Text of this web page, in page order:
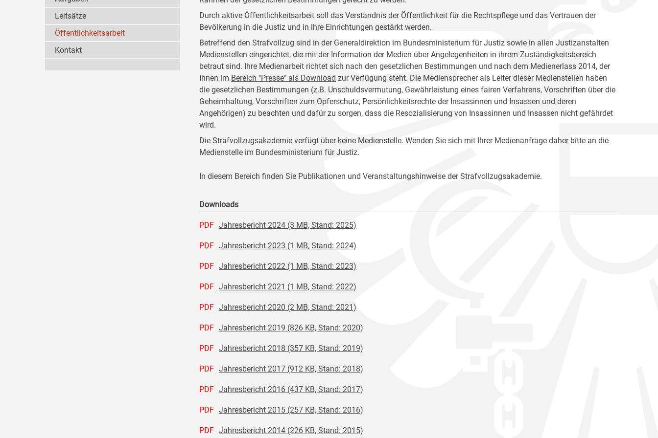
Durch aktive Öffentlichkeitsarbeit soll das Verständnis der Öffentlichkeit für die Rechtspflege und das Vertrauen der
Bevölkerung in die Justiz und in ihre Einrichtungen gestärkt werden.
Betreffend den Strafvollzug sind in der Generaldirektion im Bundesministerium für Justiz sowie in allen Justizanstalten
Medienstellen eingerichtet, die mit der Information der Medien über Angelegenheiten in ihrem Zuständigkeitsbereich
betraut sind. Ihre Medienarbeit richtet sich nach den gesetzlichen Bestimmungen und nach dem Medienerlass 2014, der
Ihnen im Bereich "Presse" als Download zur Verfügung steht. Die Mediensprecher als Leiter dieser Medienstellen haben
die gesetzlichen Bestimmungen (z.B. Unschuldsvermutung, Gewährleistung eines fairen Verfahrens, Vorschriften über die
Geheimhaltung, Vorschriften zum Opferschutz, Persönlichkeitsrechte der Insassinnen und Insassen und deren
Angehörigen) zu beachten und dafür zu sorgen, dass die Resozialisierung von Insassinnen und Insassen nicht gefährdet
wird.
Die Strafvollzugsakademie verfügt über keine Medienstelle. Wenden Sie sich mit Ihrer Medienanfrage daher bitte an die
Medienstelle im Bundesministerium für Justiz.
In diesem Bereich finden Sie Publikationen und Veranstaltungshinweise der Strafvollzugsakademie.
Downloads
PDF Jahresbericht 2024 (3 MB, Stand: 2025)
PDF Jahresbericht 2023 (1 MB, Stand: 2024)
PDF Jahresbericht 2022 (1 MB, Stand: 2023)
PDF Jahresbericht 2021 (1 MB, Stand: 2022)
PDF Jahresbericht 2020 (2 MB, Stand: 2021)
PDF Jahresbericht 2019 (826 KB, Stand: 2020)
PDF Jahresbericht 2018 (357 KB, Stand: 2019)
PDF Jahresbericht 2017 (912 KB, Stand: 2018)
PDF Jahresbericht 2016 (437 KB, Stand: 2017)
PDF Jahresbericht 2015 (257 KB, Stand: 2016)
PDF Jahresbericht 2014 (226 KB, Stand: 2015)
Leitsätze
Öffentlichkeitsarbeit
Kontakt